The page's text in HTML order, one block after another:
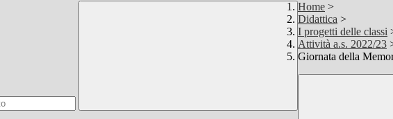
Home >
Didattica >
I progetti delle classi
Attività a.s. 2022/23
Giornata della